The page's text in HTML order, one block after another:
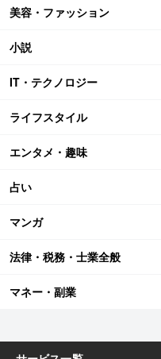
美容・ファッション
小説
IT・テクノロジー
ライフスタイル
エンタメ・趣味
占い
マンガ
法律・税務・士業全般
マネー・副業